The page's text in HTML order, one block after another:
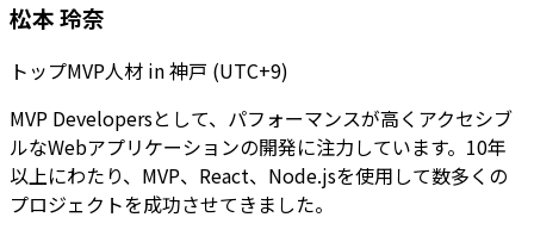
松本 玲奈
トップMVP人材 in神戸 (UTC+9)
MVP Developersとして、パフォーマンスが高くアクセシブ
ルなWebアプリケーションの開発に注力しています。10年
以上にわたり、MVP、React、Node.jsを使用して数多くの
プロジェクトを成功させてきました。